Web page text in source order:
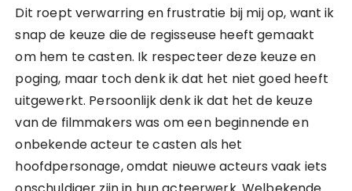
Dit roept verwarring en frustratie bij mij op, want ik
snap de keuze die de regisseuse heeft gemaakt
om hem te casten. Ik respecteer deze keuze en
poging, maar toch denk ik dat het niet goed heeft
uitgewerkt. Persoonlijk denk ik dat het de keuze
van de filmmakers was om een beginnende en
onbekende acteur te casten als het
hoofdpersonage, omdat nieuwe acteurs vaak iets